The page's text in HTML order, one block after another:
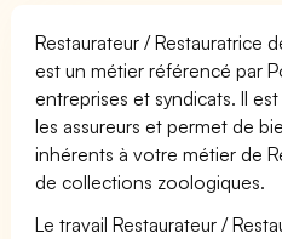
Restaurateur / Restauratrice
est un métier référencé par
entreprises et syndicats. Il
les assureurs et permet de
inhérents à votre métier de
de collections zoologiques.
Le travail Restaurateur /